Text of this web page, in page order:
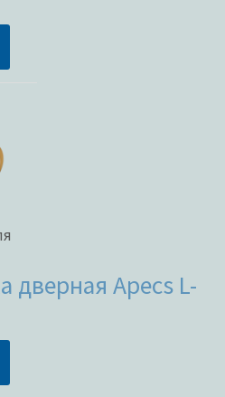
дверная Apecs L-